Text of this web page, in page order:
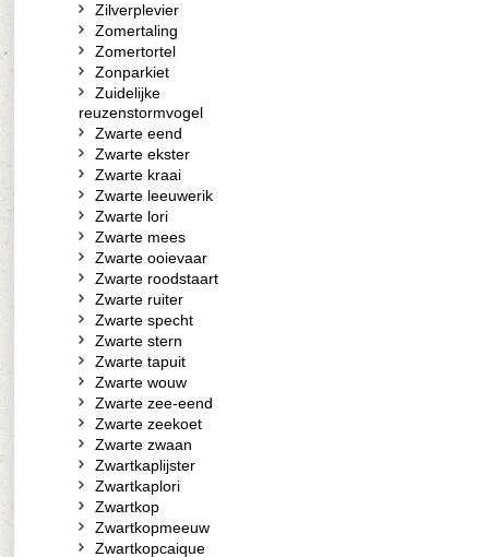
Zilverplevier
Zomertaling
Zomertortel
Zonparkiet
Zuidelijke
reuzenstormvogel
Zwarte eend
Zwarte ekster
Zwarte kraai
Zwarte leeuwerik
Zwarte lori
Zwarte mees
Zwarte ooievaar
Zwarte roodstaart
Zwarte ruiter
Zwarte specht
Zwarte stern
Zwarte tapuit
Zwarte wouw
Zwarte zee-eend
Zwarte zeekoet
Zwarte zwaan
Zwartkaplijster
Zwartkaplori
Zwartkop
Zwartkopmeeuw
Zwartkopcaique